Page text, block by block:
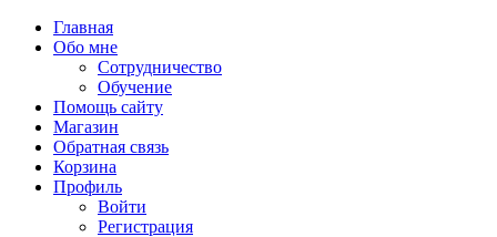
Главная
Обо мне
Сотрудничество
Обучение
Помощь сайту
Магазин
Обратная связь
Корзина
Профиль
Войти
Регистрация